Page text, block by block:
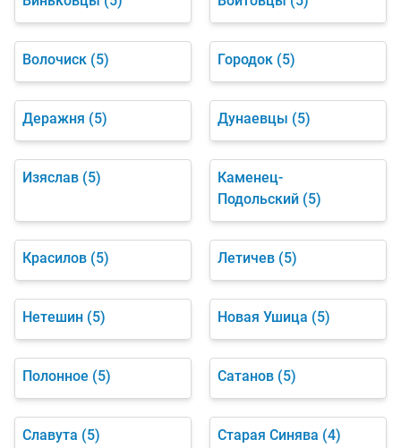
Волочиск (5) Городок (5)
Деражня (5) Дунаевцы (5)
Изяслав (5)
Каменец-
Подольский (5)
Красилов (5) Летичев (5)
Нетешин (5) Новая Ушица (5)
Полонное (5) Сатанов (5)
Славута (5) Старая Синява (4)